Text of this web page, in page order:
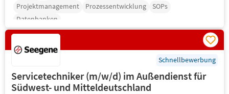
Projektmanagement
Prozessentwicklung
SOPs
Datenbanken
Schnellbewerbung
Servicetechniker (m/w/d) im Außendienst für
Südwest- und Mitteldeutschland